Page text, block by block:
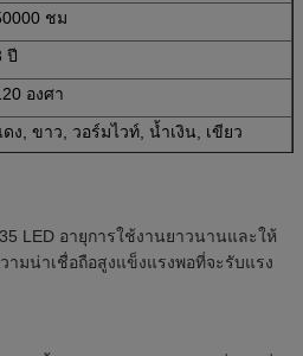
ชม
ปี
องศา
ดง, ขาว, วอร์มไวท์, น้ำเงิน, เขียว
LED อายุการใช้งานยาวนานและให้
ามน่าเชื่อถือสูงแข็งแรงพอที่จะรับแรง